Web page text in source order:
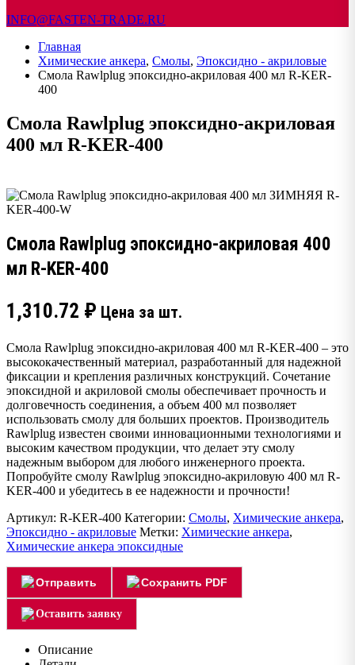
INFO@FASTEN-TRADE.RU
Главная
Химические анкера, Смолы, Эпоксидно - акриловые
Смола Rawlplug эпоксидно-акриловая 400 мл R-KER-
400
Смола Rawlplug эпоксидно-акриловая
400 мл R-KER-400
Смола Rawlplug эпоксидно-акриловая 400
мл R-KER-400
1,310.72 ₽ Цена за шт.
Смола Rawlplug эпоксидно-акриловая 400 мл R-KER-400 – это
высококачественный материал, разработанный для надежной
фиксации и крепления различных конструкций. Сочетание
эпоксидной и акриловой смолы обеспечивает прочность и
долговечность соединения, а объем 400 мл позволяет
использовать смолу для больших проектов. Производитель
Rawlplug известен своими инновационными технологиями и
высоким качеством продукции, что делает эту смолу
надежным выбором для любого инженерного проекта.
Попробуйте смолу Rawlplug эпоксидно-акриловую 400 мл R-
KER-400 и убедитесь в ее надежности и прочности!
Артикул: R-KER-400 Категории: Смолы, Химические анкера,
Эпоксидно - акриловые Метки: Химические анкера,
Химические анкера эпоксидные
Отправить Сохранить PDF
Оставить заявку
Описание